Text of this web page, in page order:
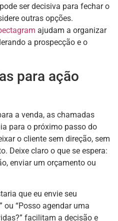
ser decisiva para fechar o
outras opções.
ajudam a organizar
a prospecção e o
para ação
a venda, as chamadas
para o próximo passo do
o cliente sem direção, sem
Deixe claro o que se espera:
enviar um orçamento ou
que eu envie seu
ou “Posso agendar uma
facilitam a decisão e